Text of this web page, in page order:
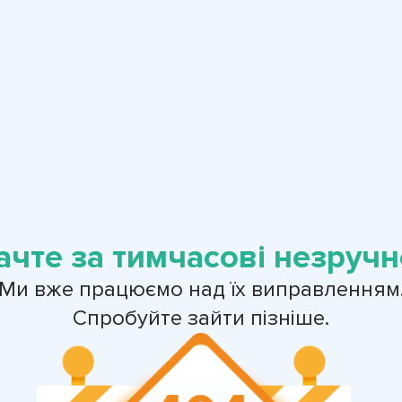
за тимчасові
вже працюємо над їх
Спробуйте зайти пізніше.